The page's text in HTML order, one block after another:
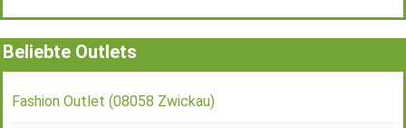
Beliebte Outlets
Fashion Outlet (08058 Zwickau)